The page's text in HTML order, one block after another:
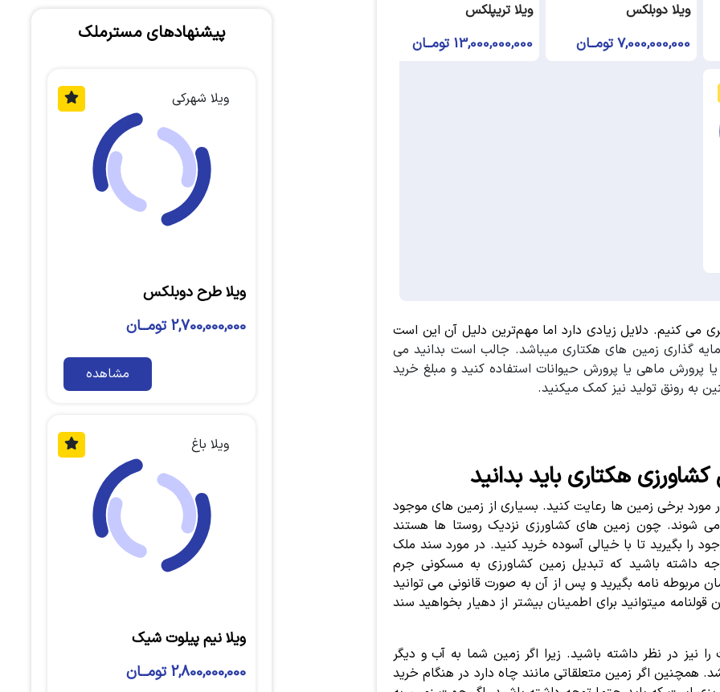
ویلا دوبلکس
7,000,000,000 تومــان
ویلا تریپلکس
13,000,000,000 تومــان
می کنیم. دلایل زیادی دارد اما مهم‌ترین دلیل آن این است
گذاری زمین های هکتاری میباشد. جالب است بدانید می
پرورش ماهی یا پرورش حیوانات استفاده کنید و مبلغ خرید
هکتاری باید بدانید
مورد برخی زمین ها رعایت کنید. بسیاری از زمین های موجود
شوند. چون زمین های کشاورزی نزدیک روستا ها هستند
را بگیرید تا با خیالی آسوده خرید کنید. در مورد سند ملک
داشته باشید که تبدیل زمین کشاورزی به مسکونی جرم
مربوطه نامه بگیرید و پس از آن به صورت قانونی می توانید
میتوانید برای اطمینان بیشتر از دهیار بخواهید سند
در نظر داشته باشید. زیرا اگر زمین شما به آب و دیگر
اگر زمین متعلقاتی مانند چاه دارد در هنگام خرید
پیشنهادهای مسترملک
ویلا شهرکی
ویلا طرح دوبلکس
2,700,000,000 تومــان
مشاهده
ویلا باغ
ویلا نیم پیلوت شیک
2,800,000,000 تومــان